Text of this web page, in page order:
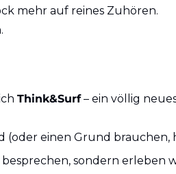
mehr auf reines Zuhören.
Think&Surf – ein völlig
(oder einen Grund brauchen,
sondern erleben